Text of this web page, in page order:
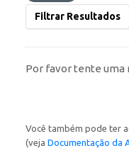
Filtrar Resultados
Por favor tente uma
Você também pode ter
(veja Documentação da